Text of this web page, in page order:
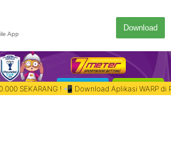
App
Download
DESKTOP MASUK
Aplikasi WARP di Playstore & Appstore